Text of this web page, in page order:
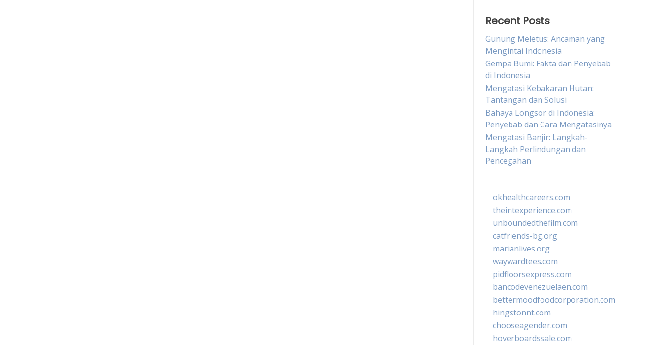
Recent Posts
Gunung Meletus: Ancaman yang
Mengintai Indonesia
Gempa Bumi: Fakta dan Penyebab
di Indonesia
Mengatasi Kebakaran Hutan:
Tantangan dan Solusi
Bahaya Longsor di Indonesia:
Penyebab dan Cara Mengatasinya
Mengatasi Banjir: Langkah-
Langkah Perlindungan dan
Pencegahan
okhealthcareers.com
theintexperience.com
unboundedthefilm.com
catfriends-bg.org
marianlives.org
waywardtees.com
pidfloorsexpress.com
bancodevenezuelaen.com
bettermoodfoodcorporation.com
hingstonnt.com
chooseagender.com
hoverboardssale.com